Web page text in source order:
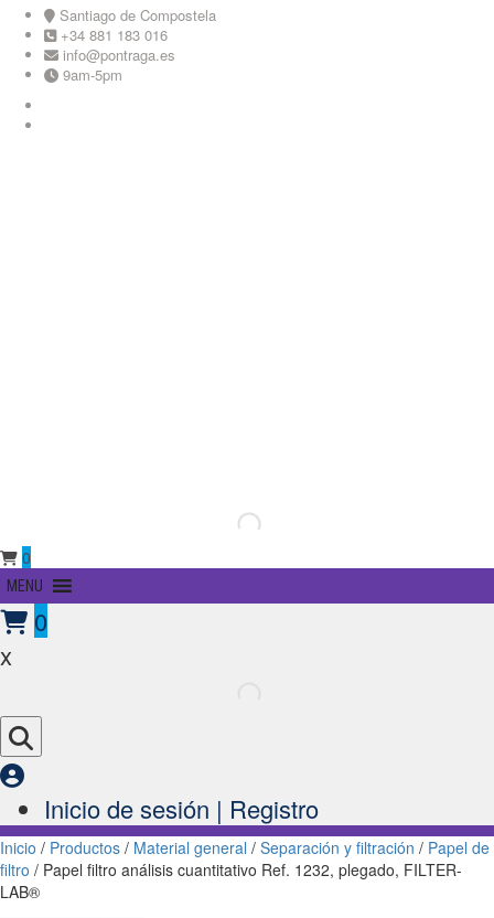
Skip
content
Santiago de Compostela
+34 881 183 016
info@pontraga.es
9am-5pm
0
Primary
Menu
MENU
0
x
Inicio de sesión | Registro
Inicio / Productos / Material general / Separación y filtración / Papel de
filtro / Papel filtro análisis cuantitativo Ref. 1232, plegado, FILTER-
LAB®